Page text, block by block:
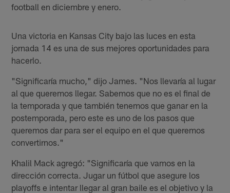
football en diciembre y enero.
Una victoria en Kansas City bajo las luces en esta
jornada 14 es una de sus mejores oportunidades para
hacerlo.
"Significaría mucho," dijo James. "Nos llevaría al lugar
al que queremos llegar. Sabemos que no es el final de
la temporada y que también tenemos que ganar en la
postemporada, pero este es uno de los pasos que
queremos dar para ser el equipo en el que queremos
convertirnos."
Khalil Mack agregó: "Significaría que vamos en la
dirección correcta. Jugar un fútbol que asegure los
playoffs e intentar llegar al gran baile es el objetivo y la